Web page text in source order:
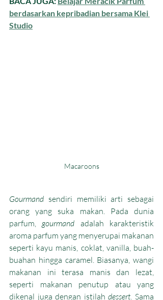
berdasarkan kepribadian bersama Klei
Studio
Macaroons
Gourmand sendiri memiliki arti sebagai
orang yang suka makan. Pada dunia
parfum, gourmand adalah karakteristik
aroma parfum yang menyerupai makanan
seperti kayu manis, coklat, vanilla, buah-
buahan hingga caramel. Biasanya, wangi
makanan ini terasa manis dan lezat,
seperti makanan penutup atau yang
dikenal juga dengan istilah dessert. Sama